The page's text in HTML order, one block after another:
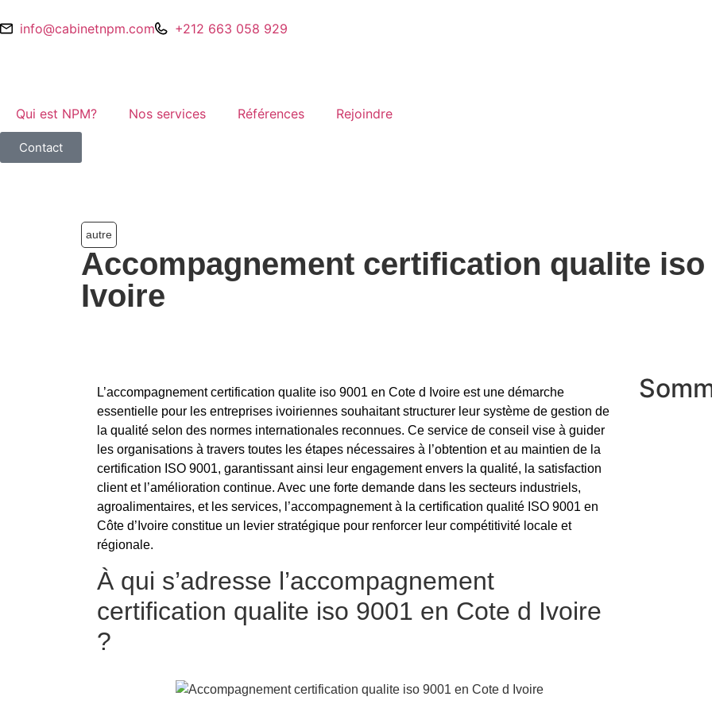
info@cabinetnpm.com +212 663 058 929
Qui est NPM? Nos services Références Rejoindre
Contact
autre
Accompagnement certification qualite iso
Ivoire
L’accompagnement certification qualite iso 9001 en Cote d Ivoire est une démarche
essentielle pour les entreprises ivoiriennes souhaitant structurer leur système de gestion de
la qualité selon des normes internationales reconnues. Ce service de conseil vise à guider
les organisations à travers toutes les étapes nécessaires à l’obtention et au maintien de la
certification ISO 9001, garantissant ainsi leur engagement envers la qualité, la satisfaction
client et l’amélioration continue. Avec une forte demande dans les secteurs industriels,
agroalimentaires, et les services, l’accompagnement à la certification qualité ISO 9001 en
Côte d’Ivoire constitue un levier stratégique pour renforcer leur compétitivité locale et
régionale.
À qui s’adresse l’accompagnement
certification qualite iso 9001 en Cote d Ivoire
?